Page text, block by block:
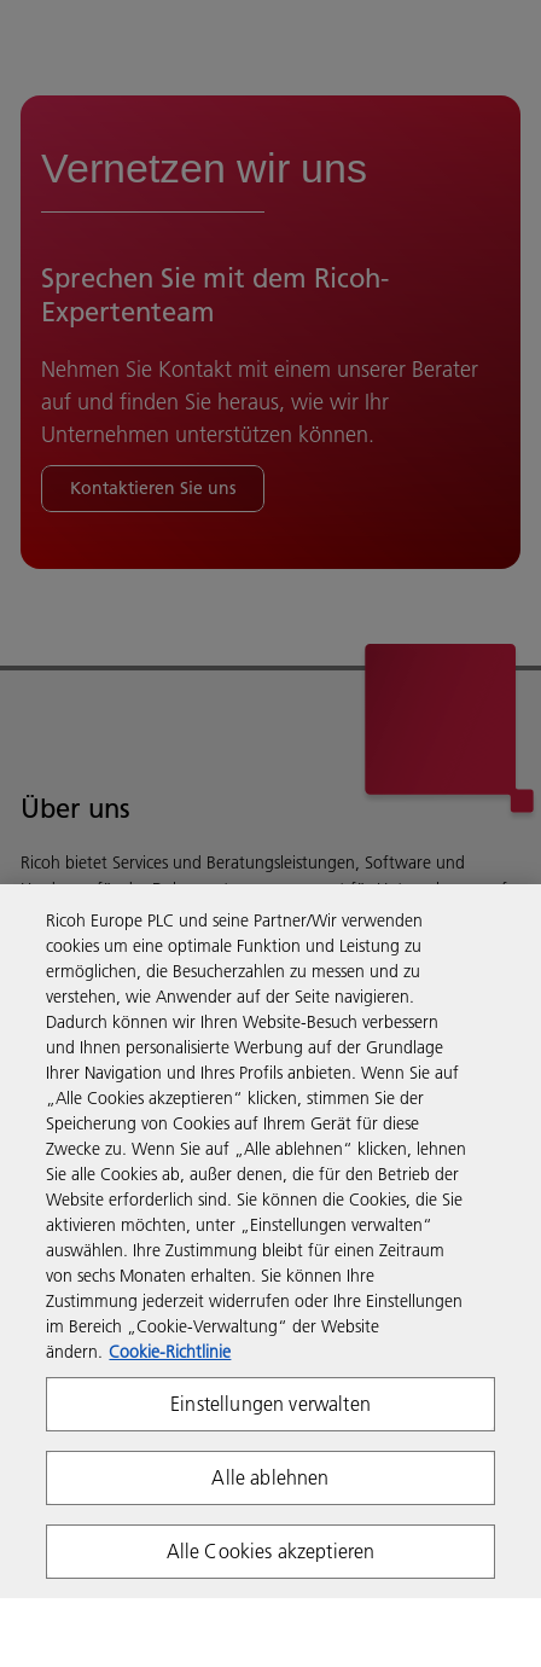
Vernetzen wir uns
Sprechen Sie mit dem Ricoh-
Expertenteam
Nehmen Sie Kontakt mit einem unserer Berater
auf und finden Sie heraus, wie wir Ihr
Unternehmen unterstützen können.
Kontaktieren Sie uns
Über uns
Ricoh bietet Services und Beratungsleistungen, Software und
Hardware für das Dokumentenmanagement für Unternehmen auf
der ganzen Welt.
Lesen Sie mehr über unsere Geschichte und darüber, was
wir machen
Business Solutions
Produkte & Services
Support & Kontakt
Governance & Policies
Folgen Sie uns
Ricoh Europe PLC und seine Partner/Wir verwenden
cookies um eine optimale Funktion und Leistung zu
ermöglichen, die Besucherzahlen zu messen und zu
verstehen, wie Anwender auf der Seite navigieren.
Dadurch können wir Ihren Website-Besuch verbessern
und Ihnen personalisierte Werbung auf der Grundlage
Ihrer Navigation und Ihres Profils anbieten. Wenn Sie auf
„Alle Cookies akzeptieren“ klicken, stimmen Sie der
Speicherung von Cookies auf Ihrem Gerät für diese
Zwecke zu. Wenn Sie auf „Alle ablehnen“ klicken, lehnen
Sie alle Cookies ab, außer denen, die für den Betrieb der
Website erforderlich sind. Sie können die Cookies, die Sie
aktivieren möchten, unter „Einstellungen verwalten“
auswählen. Ihre Zustimmung bleibt für einen Zeitraum
von sechs Monaten erhalten. Sie können Ihre
Zustimmung jederzeit widerrufen oder Ihre Einstellungen
im Bereich „Cookie-Verwaltung“ der Website
ändern. Cookie-Richtlinie
Einstellungen verwalten
Alle ablehnen
Alle Cookies akzeptieren